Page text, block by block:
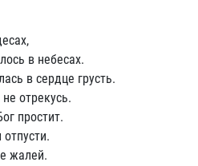
в небесах.
в сердце грусть.
отрекусь.
простит.
жалей.